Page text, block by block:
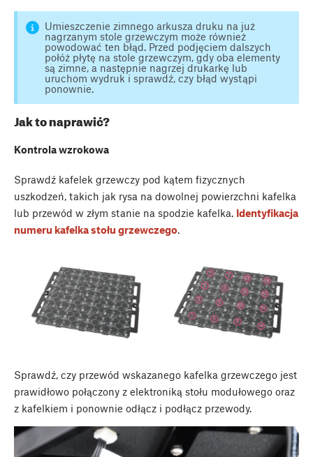
Umieszczenie zimnego arkusza druku na już
nagrzanym stole grzewczym może również
powodować ten błąd. Przed podjęciem dalszych
połóż płytę na stole grzewczym, gdy oba elementy
są zimne, a następnie nagrzej drukarkę lub
uruchom wydruk i sprawdź, czy błąd wystąpi
ponownie.
Jak to naprawić?
Kontrola wzrokowa
Sprawdź kafelek grzewczy pod kątem fizycznych
uszkodzeń, takich jak rysa na dowolnej powierzchni kafelka
lub przewód w złym stanie na spodzie kafelka. Identyfikacja
numeru kafelka stołu grzewczego
Sprawdź, czy przewód wskazanego kafelka grzewczego jest
prawidłowo połączony z elektroniką stołu modułowego oraz
z kafelkiem i ponownie odłącz i podłącz przewody.